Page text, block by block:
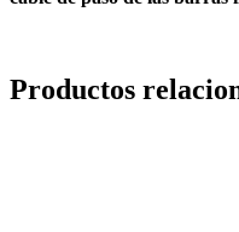
Productos